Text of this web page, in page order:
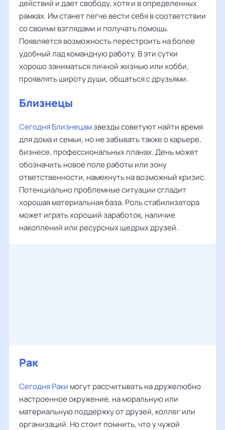
действий и дает свободу, хотя и в определенных
рамках. Им станет легче вести себя в соответствии
со своими взглядами и получать помощь.
Появляется возможность перестроить на более
удобный лад командную работу. В эти сутки
хорошо заниматься личной жизнью или хобби,
проявлять широту души, общаться с друзьями.
Близнецы
Сегодня Близнецамзвезды советуют найти время
для дома и семьи, но не забывать также о карьере,
бизнесе, профессиональных планах. День может
обозначить новое поле работы или зону
ответственности, намекнуть на возможный кризис.
Потенциально проблемные ситуации сгладит
хорошая материальная база. Роль стабилизатора
может играть хороший заработок, наличие
накоплений или ресурсных щедрых друзей.
Рак
Сегодня Раки могут рассчитывать на дружелюбно
настроенное окружение, на моральную или
материальную поддержку от друзей, коллег или
организаций. Но стоит помнить, что у чужой